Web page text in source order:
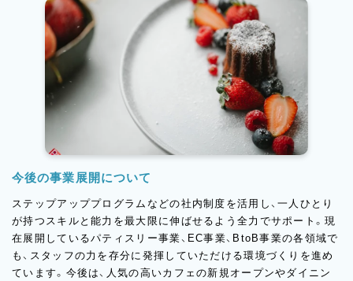
今後の事業展開について
ステップアッププログラムなどの社内制度を活用し、一人ひとり
が持つスキルと能力を最大限に伸ばせるよう全力でサポート。現
在展開しているパティスリー事業、EC事業、BtoB事業の各領域で
も、スタッフの力を存分に発揮していただける環境づくりを進め
ています。今後は、人気の高いカフェの新規オープンやダイニン